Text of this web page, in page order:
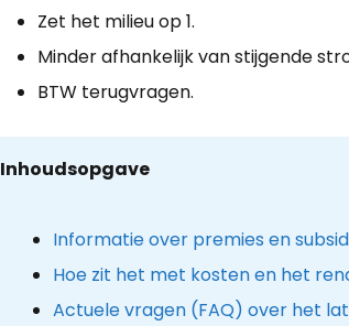
Zet het milieu op 1.
Minder afhankelijk van stijgende
BTW terugvragen.
Inhoudsopgave
Informatie over premies en
Hoe zit het met kosten en het
Actuele vragen (FAQ) over het